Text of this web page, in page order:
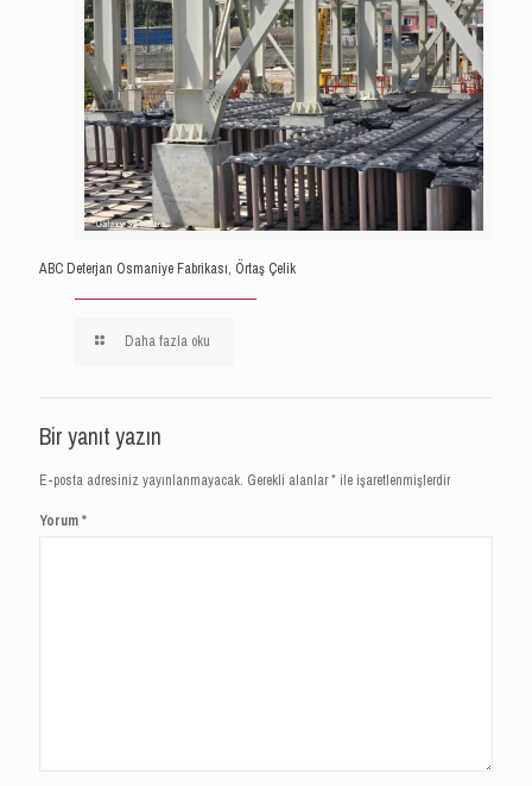
ABC Deterjan Osmaniye Fabrikası, Örtaş Çelik
Daha fazla oku
Bir yanıt yazın
E-posta adresiniz yayınlanmayacak. Gerekli alanlar*ile işaretlenmişlerdir
Yorum*